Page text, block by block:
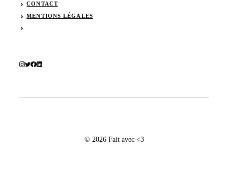
CONTACT
MENTIONS LÉGALES
© 2026 Fait avec <3